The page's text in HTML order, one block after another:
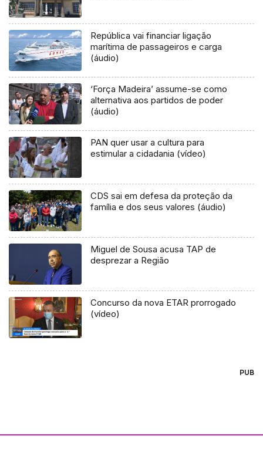
República vai financiar ligação
marítima de passageiros e carga
(áudio)
‘Força Madeira’ assume-se como
alternativa aos partidos de poder
(áudio)
PAN quer usar a cultura para
estimular a cidadania (vídeo)
CDS sai em defesa da proteção da
família e dos seus valores (áudio)
Miguel de Sousa acusa TAP de
desprezar a Região
Concurso da nova ETAR prorrogado
(vídeo)
PUB